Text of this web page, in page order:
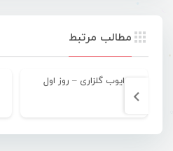
مطالب مرتبط
ایوب گلزاری – روز اول